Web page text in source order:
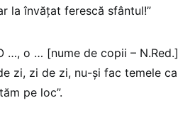
la învățat ferescă sfântul!”
…, o … [nume de copii – N.Red.]
zi, zi de zi, nu-și fac temele ca
pe loc”.